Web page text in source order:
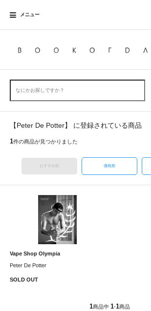
メニュー
【Peter De Potter】 に登録されている商品
1件の商品が見つかりました
おすすめ順 価格順
Vape Shop Olympia
Peter De Potter
SOLD OUT
1商品中 1-1商品